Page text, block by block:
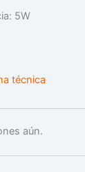
5W
técnica
aún.